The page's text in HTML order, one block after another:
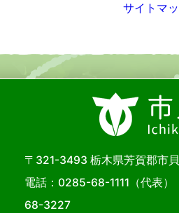
サイトマ
〒321-3493 栃木県芳賀郡市
電話： 0285-68-1111 （代表
68-3227